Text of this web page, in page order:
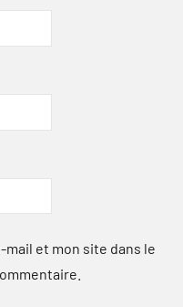
et mon site dans le